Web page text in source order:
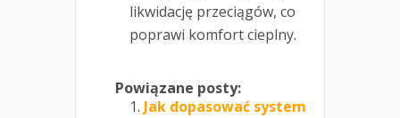
likwidację przeciągów, co
poprawi komfort cieplny.
Powiązane posty:
Jak dopasować system